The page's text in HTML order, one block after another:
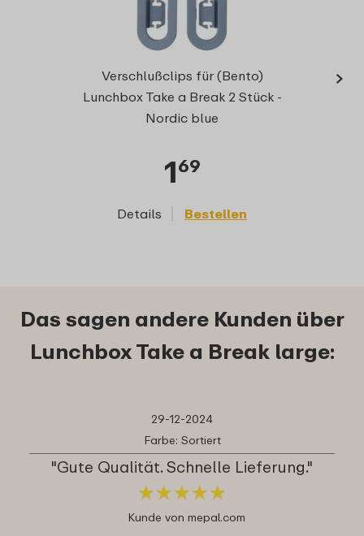
Verschlußclips für (Bento)
Lunchbox Take a Break 2 Stück -
Nordic blue
169
Details Bestellen
›
Das sagen andere Kunden über
Lunchbox Take a Break large:
29-12-2024
Farbe: Sortiert
"Gute Qualität. Schnelle Lieferung."
★★★★★
★★★★★
Kunde von mepal.com